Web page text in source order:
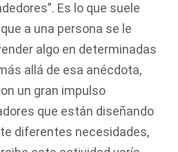
Es lo que suele
a una persona se le
algo en determinadas
allá de esa anécdota,
un gran impulso
que están diseñando
diferentes necesidades,